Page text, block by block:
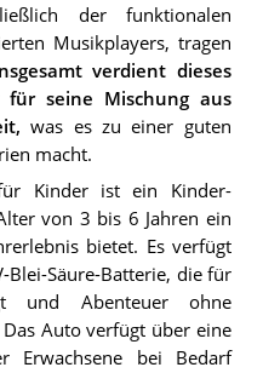
der funktionalen
Musikplayers, tragen
verdient dieses
für seine Mischung aus
was es zu einer guten
macht.
Kinder ist ein Kinder-
von 3 bis 6 Jahren ein
bietet. Es verfügt
Blei-Säure-Batterie, die für
und Abenteuer ohne
Auto verfügt über eine
Erwachsene bei Bedarf